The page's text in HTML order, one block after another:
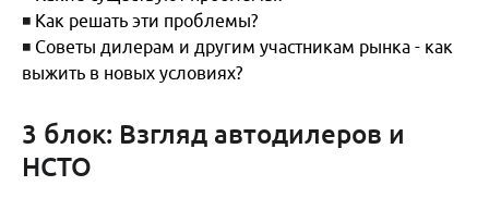
страховая готова помочь дилерам в отношении
наличия необходимых деталей!
◾ Как решать эти проблемы?
◾ Советы дилерам и другим участникам рынка - как
выжить в новых условиях?
3 блок: Взгляд автодилеров и
НСТО